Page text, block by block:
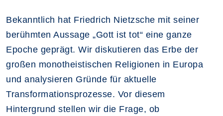
Bekanntlich hat Friedrich Nietzsche mit seiner
berühmten Aussage „Gott ist tot“ eine ganze
Epoche geprägt. Wir diskutieren das Erbe der
großen monotheistischen Religionen in Europa
und analysieren Gründe für aktuelle
Transformationsprozesse. Vor diesem
Hintergrund stellen wir die Frage, ob